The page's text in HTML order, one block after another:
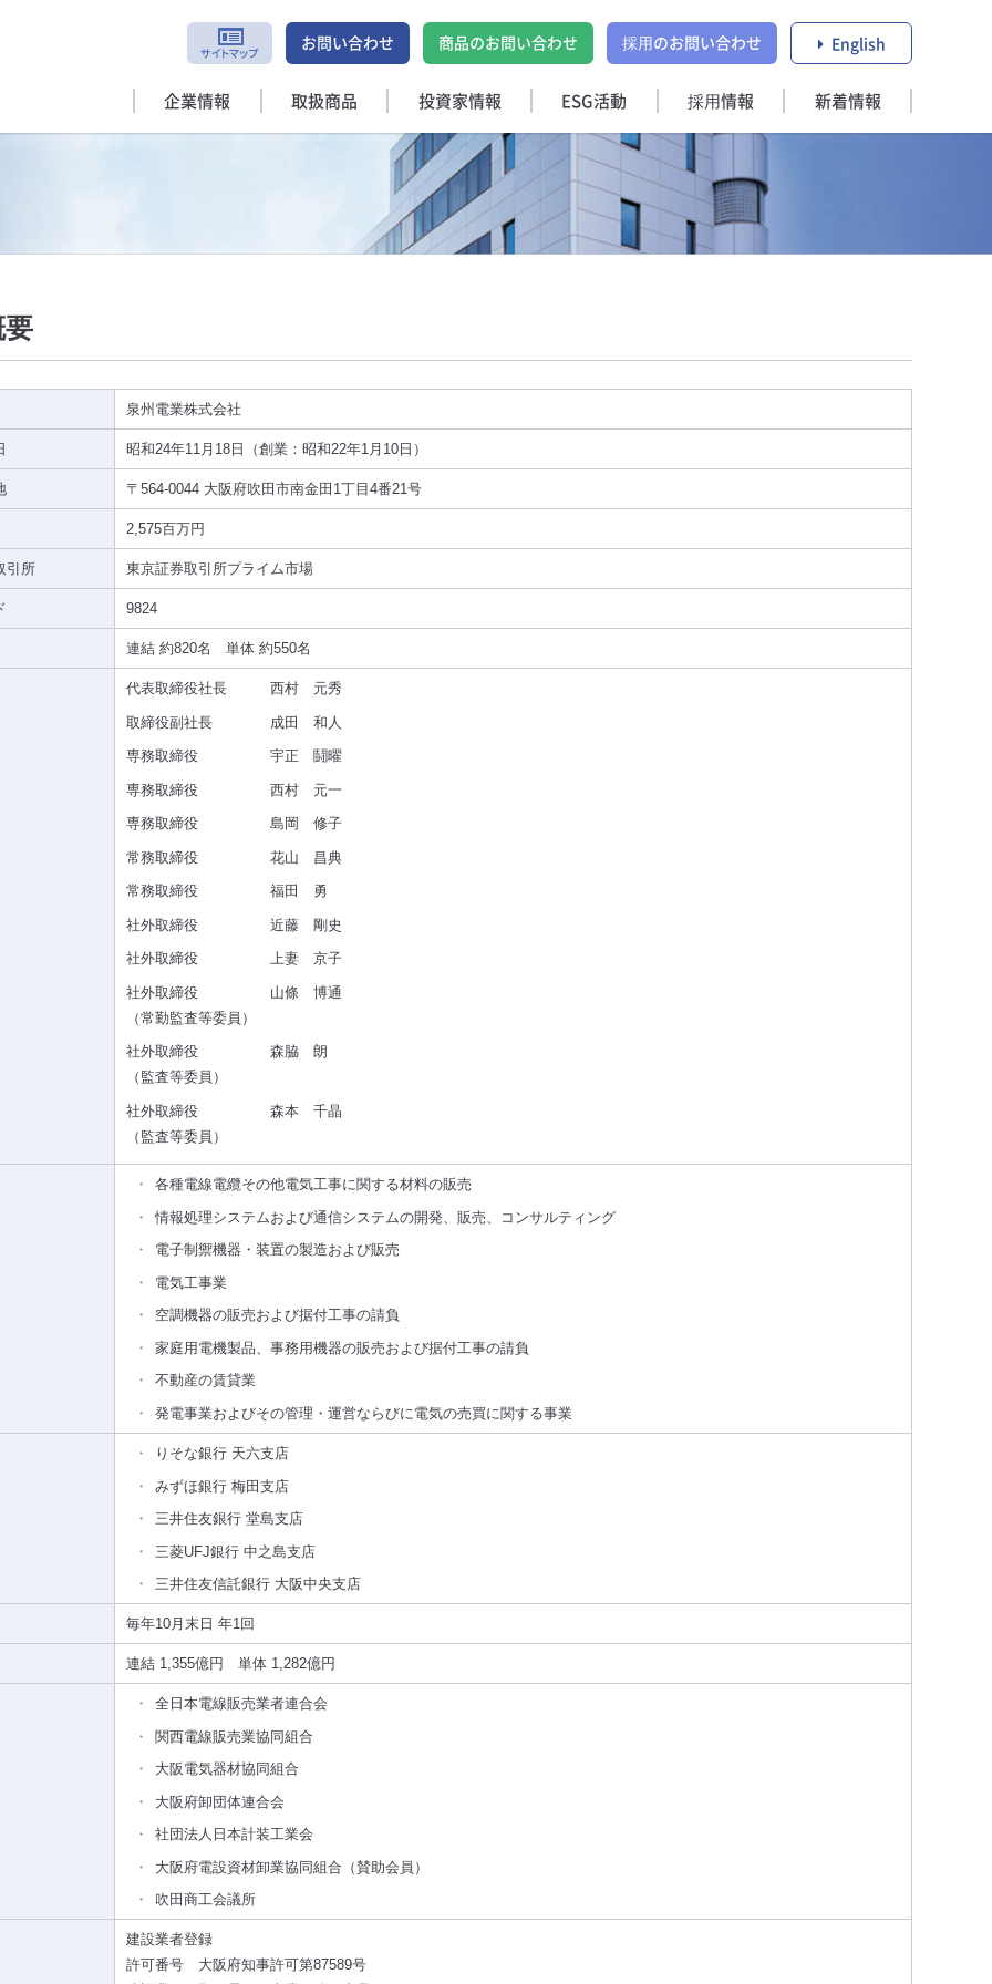
企業情報 取扱商品 投資家情報 ESG活動 採用情報 新着情報
お問い合わせ 商品のお問い合わせ 採用のお問い合わせ English
泉州電業株式会社
昭和24年11月18日（創業：昭和22年1月10日）
〒564-0044 大阪府吹田市南金田1丁目4番21号
2,575百万円
引所 東京証券取引所プライム市場
9824
連結 約820名 単体 約550名
代表取締役社長 西村 元秀
取締役副社長 成田 和人
専務取締役 宇正 鬪曜
専務取締役 西村 元一
専務取締役 島岡 修子
常務取締役 花山 昌典
常務取締役 福田 勇
社外取締役 近藤 剛史
社外取締役 上妻 京子
社外取締役
（常勤監査等委員）
山條 博通
社外取締役
（監査等委員）
森脇 朗
社外取締役
（監査等委員）
森本 千晶
各種電線電纜その他電気工事に関する材料の販売
情報処理システムおよび通信システムの開発、販売、コンサルティング
電子制禦機器・装置の製造および販売
電気工事業
空調機器の販売および据付工事の請負
家庭用電機製品、事務用機器の販売および据付工事の請負
不動産の賃貸業
発電事業およびその管理・運営ならびに電気の売買に関する事業
りそな銀行 天六支店
みずほ銀行 梅田支店
三井住友銀行 堂島支店
三菱UFJ銀行 中之島支店
三井住友信託銀行 大阪中央支店
毎年10月末日 年1回
連結 1,355億円 単体 1,282億円
全日本電線販売業者連合会
関西電線販売業協同組合
大阪電気器材協同組合
大阪府卸団体連合会
社団法人日本計装工業会
大阪府電設資材卸業協同組合（賛助会員）
吹田商工会議所
建設業者登録
許可番号 大阪府知事許可第87589号